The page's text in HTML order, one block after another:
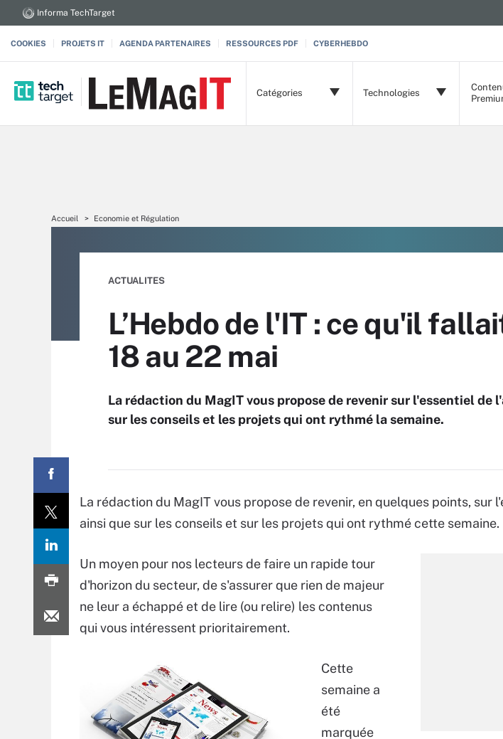
Informa TechTarget
COOKIES PROJETS IT AGENDA PARTENAIRES RESSOURCES PDF CYBERHEBDO
Catégories Technologies
Accueil Economie et Régulation
ACTUALITES
L’Hebdo de l'IT : ce qu'il
18 au 22 mai
La rédaction du MagIT vous propose de revenir sur l'essentiel de
sur les conseils et les projets qui ont rythmé la semaine.
La rédaction du MagIT vous propose de revenir, en quelques points, sur
ainsi que sur les conseils et sur les projets qui ont rythmé cette semaine.
Un moyen pour nos lecteurs de faire un rapide tour
d'horizon du secteur, de s'assurer que rien de majeur
ne leur a échappé et de lire (ou relire) les contenus
qui vous intéressent prioritairement.
Cette
semaine a
été
marquée